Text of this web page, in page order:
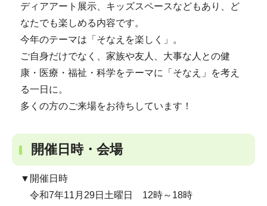
ディアアート展示、キッズスペースなどもあり、ど
なたでも楽しめる内容です。
今年のテーマは「そなえを楽しく」。
ご自身だけでなく、家族や友人、大事な人との健
康・医療・福祉・科学をテーマに「そなえ」を考え
る一日に。
多くの方のご来場をお待ちしています！
開催日時・会場
▼開催日時
令和7年11月29日土曜日 12時～18時